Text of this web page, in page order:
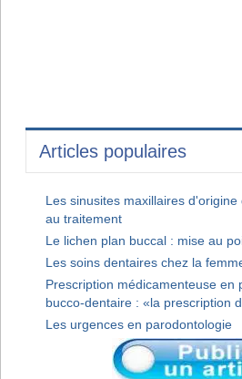
Articles populaires
Les sinusites maxillaires
au traitement
Le lichen plan buccal : mise au
Les soins dentaires chez la
Prescription médicamenteuse en
bucco-dentaire : «la prescription
Les urgences en parodontologie